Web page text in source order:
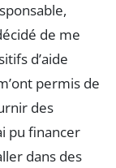
de me
d’aide
permis de
des
pu financer
dans des